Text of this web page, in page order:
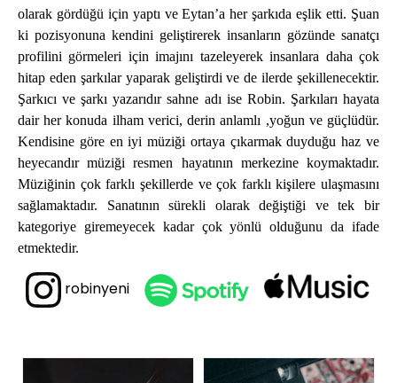
olarak gördüğü için yaptı ve Eytan’a her şarkıda eşlik etti. Şuan
ki pozisyonuna kendini geliştirerek insanların gözünde sanatçı
profilini görmeleri için imajını tazeleyerek insanlara daha çok
hitap eden şarkılar yaparak geliştirdi ve de ilerde şekillenecektir.
Şarkıcı ve şarkı yazarıdır sahne adı ise Robin. Şarkıları hayata
dair her konuda ilham verici, derin anlamlı ,yoğun ve güçlüdür.
Kendisine göre en iyi müziği ortaya çıkarmak duyduğu haz ve
heyecandır müziği resmen hayatının merkezine koymaktadır.
Müziğinin çok farklı şekillerde ve çok farklı kişilere ulaşmasını
sağlamaktadır. Sanatının sürekli olarak değiştiği ve tek bir
kategoriye giremeyecek kadar çok yönlü olduğunu da ifade
etmektedir.
robinyeni